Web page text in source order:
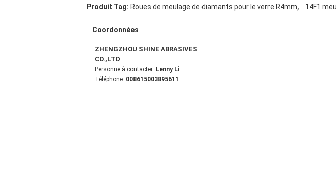
Produit Tag: Roues de meulage de diamants pour le verre R4mm, 14F1
Coordonnées
ZHENGZHOU SHINE ABRASIVES
CO.,LTD
Personne à contacter: Lenny Li
Téléphone: 008615003895611